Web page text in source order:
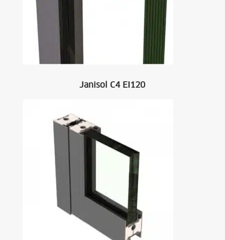
Janisol C4 EI120